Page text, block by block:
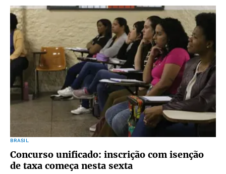
BRASIL
Concurso unificado: inscrição com isenção
de taxa começa nesta sexta